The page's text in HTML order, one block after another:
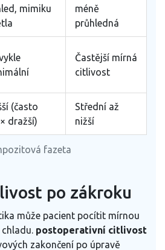
fazeta
mimiku
méně
průhledná
Častější mírná
citlivost
(často
dražší)
Střední až
nižší
po zákroku
může pacient pocítit mírnou
postoperativní citlivost
zakončení po úpravě